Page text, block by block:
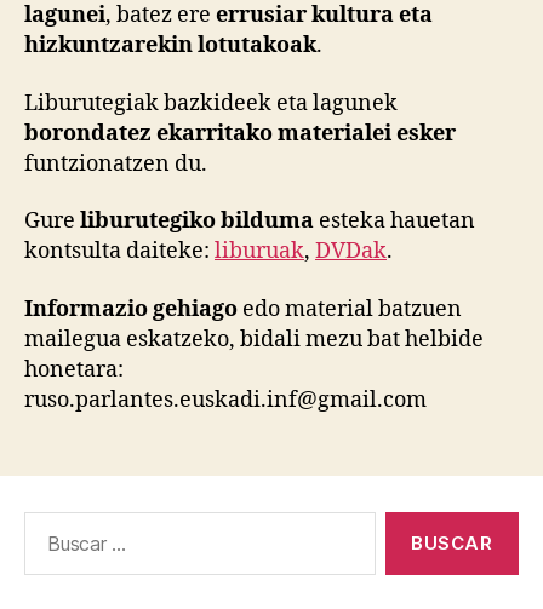
lagunei, batez ere errusiar kultura eta
hizkuntzarekin lotutakoak.
Liburutegiak bazkideek eta lagunek
borondatez ekarritako materialei esker
funtzionatzen du.
Gure liburutegikobilduma esteka hauetan
kontsulta daiteke: liburuak, DVDak.
Informazio gehiago edo material batzuen
mailegua eskatzeko, bidali mezu bat helbide
honetara:
ruso.parlantes.euskadi.inf@gmail.com